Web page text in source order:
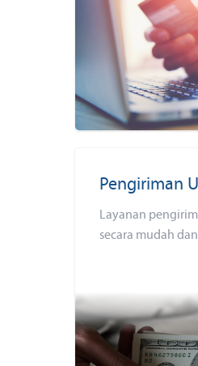
Pengiriman
Layanan
secara mudah